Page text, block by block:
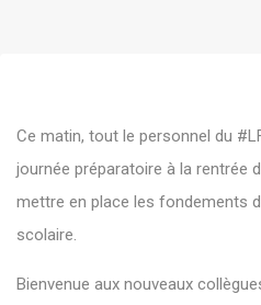
Ce matin, tout le personnel du
journée préparatoire à la rentrée
mettre en place les fondements
scolaire.
Bienvenue aux nouveaux